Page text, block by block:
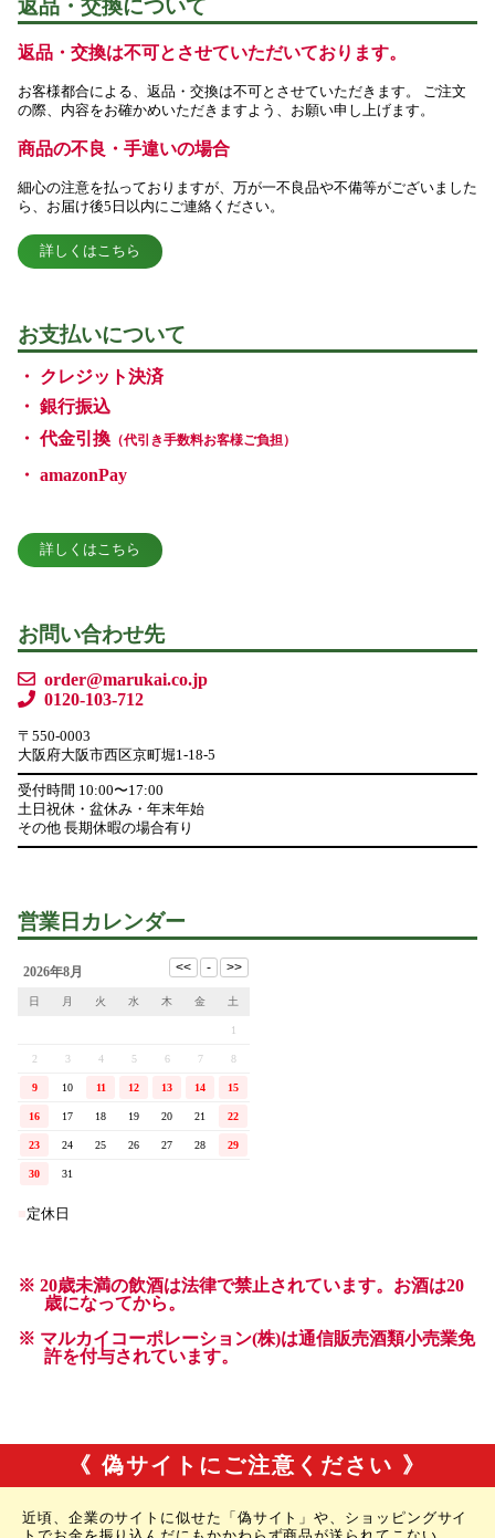
《 偽サイトにご注意ください 》
近頃、企業のサイトに似せた「偽サイト」や、ショッピングサイ